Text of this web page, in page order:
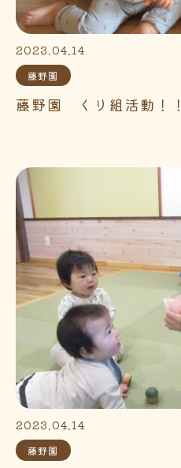
2023.04.14
藤野園
藤野園 くり組活動！！
2023.04.14
藤野園